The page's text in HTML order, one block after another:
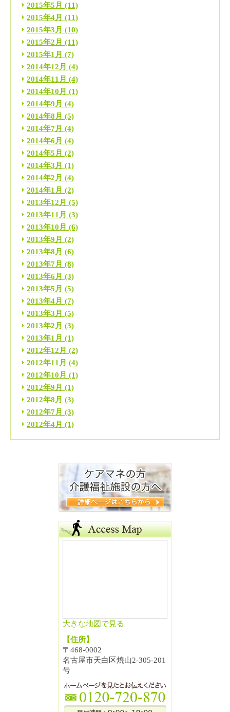
2015年5月 (11)
2015年4月 (11)
2015年3月 (10)
2015年2月 (11)
2015年1月 (7)
2014年12月 (4)
2014年11月 (4)
2014年10月 (1)
2014年9月 (4)
2014年8月 (5)
2014年7月 (4)
2014年6月 (4)
2014年5月 (2)
2014年3月 (1)
2014年2月 (4)
2014年1月 (2)
2013年12月 (5)
2013年11月 (3)
2013年10月 (6)
2013年9月 (2)
2013年8月 (6)
2013年7月 (8)
2013年6月 (3)
2013年5月 (5)
2013年4月 (7)
2013年3月 (5)
2013年2月 (3)
2013年1月 (1)
2012年12月 (2)
2012年11月 (4)
2012年10月 (1)
2012年9月 (1)
2012年8月 (3)
2012年7月 (3)
2012年4月 (1)
大きな地図で見る
【住所】
〒468-0002
名古屋市天白区焼山2-305-201
号